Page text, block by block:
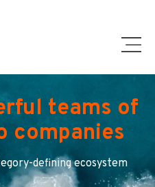
teams of
companies
defining ecosystem